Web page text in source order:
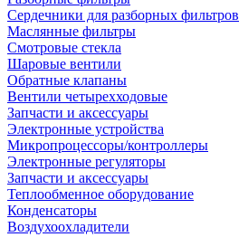
Сердечники для разборных фильтров
Маслянные фильтры
Смотровые стекла
Шаровые вентили
Обратные клапаны
Вентили четырехходовые
Запчасти и аксессуары
Электронные устройства
Микропроцессоры/контроллеры
Электронные регуляторы
Запчасти и аксессуары
Теплообменное оборудование
Конденсаторы
Воздухоохладители